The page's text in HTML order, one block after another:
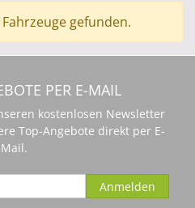
Triebwerk können Sie
ohne Anzahlung
und vor
gefunden.
PER E-MAIL
kostenlosen Newsletter
Top-Angebote direkt per E-
Mail.